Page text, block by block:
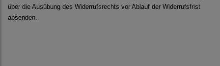
über die Ausübung des Widerrufsrechts vor Ablauf der Widerrufsfrist
absenden.